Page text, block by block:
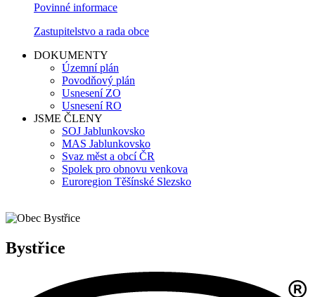
Povinné informace
Zastupitelstvo a rada obce
DOKUMENTY
Územní plán
Povodňový plán
Usnesení ZO
Usnesení RO
JSME ČLENY
SOJ Jablunkovsko
MAS Jablunkovsko
Svaz měst a obcí ČR
Spolek pro obnovu venkova
Euroregion Těšínské Slezsko
Bystřice